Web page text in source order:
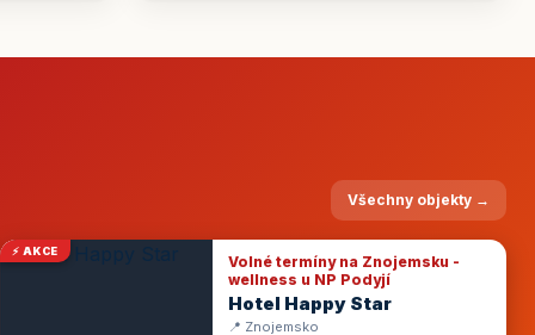
Všechny objekty →
⚡ AKCE
Volné termíny na Znojemsku -
wellness u NP Podyjí
Hotel Happy Star
📍 Znojemsko